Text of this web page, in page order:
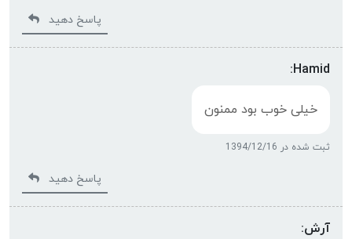
پاسخ دهید
Hamid:
خیلی خوب بود ممنون
ثبت شده در 1394/12/16
پاسخ دهید
آرش: